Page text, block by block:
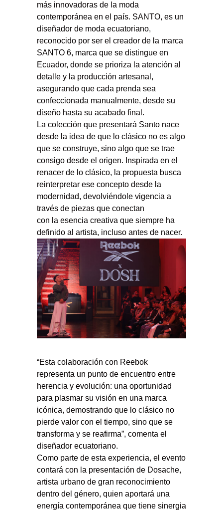
más innovadoras de la moda
contemporánea en el país. SANTO, es un
diseñador de moda ecuatoriano,
reconocido por ser el creador de la marca
SANTO 6, marca que se distingue en
Ecuador, donde se prioriza la atención al
detalle y la producción artesanal,
asegurando que cada prenda sea
confeccionada manualmente, desde su
diseño hasta su acabado final.
La colección que presentará Santo nace
desde la idea de que lo clásico no es algo
que se construye, sino algo que se trae
consigo desde el origen. Inspirada en el
renacer de lo clásico, la propuesta busca
reinterpretar ese concepto desde la
modernidad, devolviéndole vigencia a
través de piezas que conectan
con la esencia creativa que siempre ha
definido al artista, incluso antes de nacer.
“Esta colaboración con Reebok
representa un punto de encuentro entre
herencia y evolución: una oportunidad
para plasmar su visión en una marca
icónica, demostrando que lo clásico no
pierde valor con el tiempo, sino que se
transforma y se reafirma”, comenta el
diseñador ecuatoriano.
Como parte de esta experiencia, el evento
contará con la presentación de Dosache,
artista urbano de gran reconocimiento
dentro del género, quien aportará una
energía contemporánea que tiene sinergia